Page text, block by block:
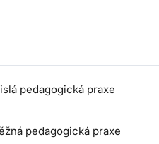
pedagogická praxe
pedagogická praxe